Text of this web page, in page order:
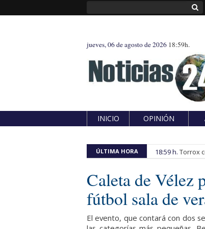
jueves, 06 de agosto de 2026 18:59h.
INICIO OPINIÓN
ÚLTIMA HORA 18:59 h. Torrox
Caleta de Vélez
fútbol sala de
El evento, que contará con dos